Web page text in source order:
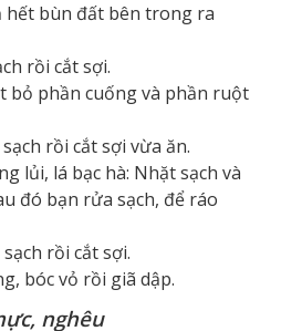
hết bùn đất bên trong ra
rồi cắt sợi.
bỏ phần cuống và phần ruột
rồi cắt sợi vừa ăn.
lủi, lá bạc hà: Nhặt sạch và
đó bạn rửa sạch, để ráo
rồi cắt sợi.
bóc vỏ rồi giã dập.
nghêu